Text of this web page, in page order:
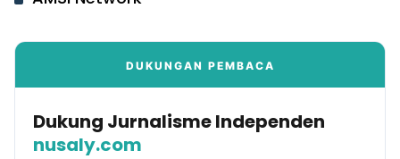
DUKUNGAN PEMBACA
Dukung Jurnalisme Independen
nusaly.com